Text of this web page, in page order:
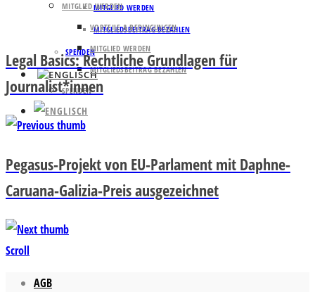
MITGLIED WERDEN
MITGLIEDSBEITRAG BEZAHLEN
SPENDEN
MITGLIED WERDEN
VORTEILE & BEDINGUNGEN
MITGLIED WERDEN
MITGLIEDSBEITRAG BEZAHLEN
SPENDEN
Legal Basics: Rechtliche Grundlagen für
Journalist*innen
Pegasus-Projekt von EU-Parlament mit Daphne-
Caruana-Galizia-Preis ausgezeichnet
Scroll
AGB